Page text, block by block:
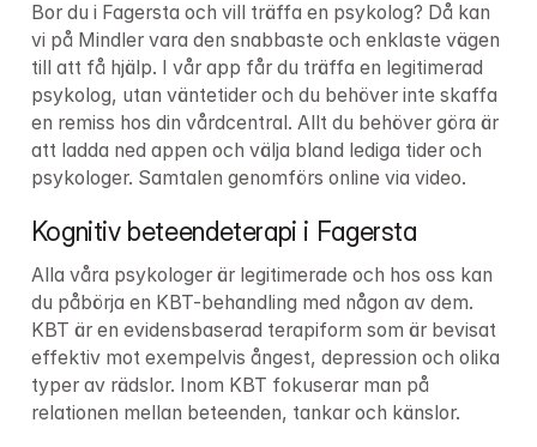
Bor du i Fagersta och vill träffa en psykolog? Då kan
vi på Mindler vara den snabbaste och enklaste vägen
till att få hjälp. I vår app får du träffa en legitimerad
psykolog, utan väntetider och du behöver inte skaffa
en remiss hos din vårdcentral. Allt du behöver göra är
att ladda ned appen och välja bland lediga tider och
psykologer. Samtalen genomförs online via video.
Kognitiv beteendeterapi i Fagersta
Alla våra psykologer är legitimerade och hos oss kan
du påbörja en KBT-behandling med någon av dem.
KBT är en evidensbaserad terapiform som är bevisat
effektiv mot exempelvis ångest, depression och olika
typer av rädslor. Inom KBT fokuserar man på
relationen mellan beteenden, tankar och känslor.